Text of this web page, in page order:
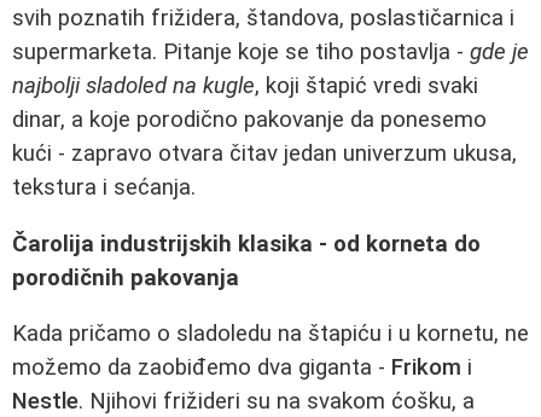
svih poznatih frižidera, štandova, poslastičarnica i
supermarketa. Pitanje koje se tiho postavlja - gde je
najbolji sladoled na kugle, koji štapić vredi svaki
dinar, a koje porodično pakovanje da ponesemo
kući - zapravo otvara čitav jedan univerzum ukusa,
tekstura i sećanja.
Čarolija industrijskih klasika - od korneta do
porodičnih pakovanja
Kada pričamo o sladoledu na štapiću i u kornetu, ne
možemo da zaobiđemo dva giganta - Frikom i
Nestle. Njihovi frižideri su na svakom ćošku, a